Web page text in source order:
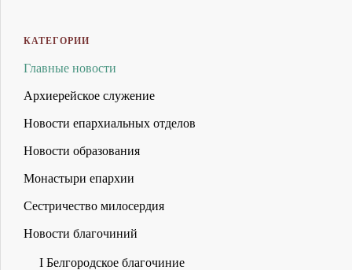
КАТЕГОРИИ
Главные новости
Архиерейское служение
Новости епархиальных отделов
Новости образования
Монастыри епархии
Сестричество милосердия
Новости благочиний
I Белгородское благочиние